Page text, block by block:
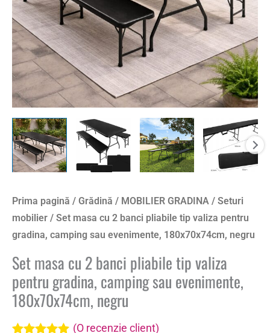
Prima pagină / Grădină / MOBILIER GRADINA / Seturi
mobilier / Set masa cu 2 banci pliabile tip valiza pentru
gradina, camping sau evenimente, 180x70x74cm, negru
Set masa cu 2 banci pliabile tip valiza
pentru gradina, camping sau evenimente,
180x70x74cm, negru
(O recenzie client)
valiza
pentru
gradina,
camping
sau
evenimente,
180x70x74cm,
negru